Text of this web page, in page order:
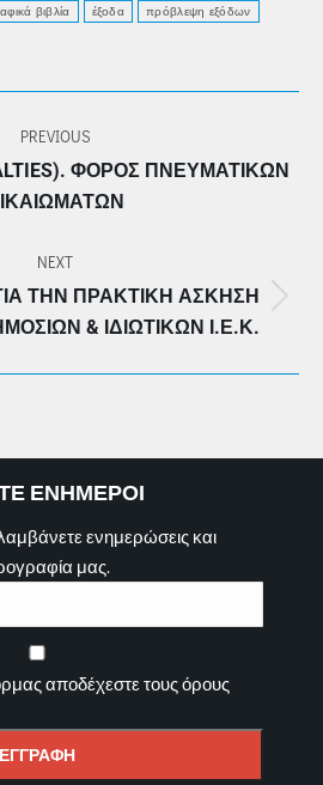
βιβλία έξοδα πρόβλεψη εξόδων
PREVIOUS
Previous
post:
ΦΌΡΟΣ ΠΝΕΥΜΑΤΙΚΏΝ
NEXT
Next
post:
ΤΗΝ ΠΡΑΚΤΙΚΉ ΆΣΚΗΣΗ
& ΙΔΙΩΤΙΚΏΝ Ι.Ε.Κ.
ΕΝΗΜΕΡΟΙ
ενημερώσεις και
μας.
αποδέχεστε τους όρους